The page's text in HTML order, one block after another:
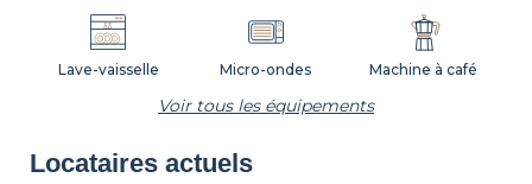
Micro-ondes Machine à café
Bouilloire
Grille-pain
Lave-vaisselle
Voir tous les équipements
Locataires actuels